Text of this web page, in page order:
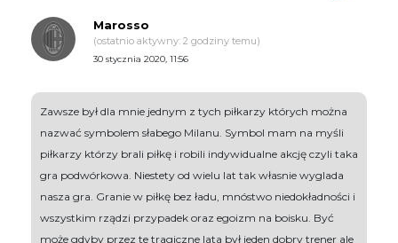
Marosso
(ostatnio aktywny: 2 godziny temu)
30 stycznia 2020, 11:56
Zawsze był dla mnie jednym z tych piłkarzy których można
nazwać symbolem słabego Milanu. Symbol mam na myśli
piłkarzy którzy brali piłkę i robili indywidualne akcję czyli taka
gra podwórkowa. Niestety od wielu lat tak własnie wyglada
nasza gra. Granie w piłkę bez ładu, mnóstwo niedokładności i
wszystkim rządzi przypadek oraz egoizm na boisku. Być
może gdyby przez te tragiczne lata był jeden dobry trener ale